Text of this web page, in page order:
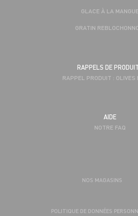
GLACE À LA MANGUE
GRATIN
RAPPELS DE
RAPPEL PRODUIT : OLIVES
AIDE
NOTRE FAQ
NOS MAGASINS
POLITIQUE DE DONNÉES